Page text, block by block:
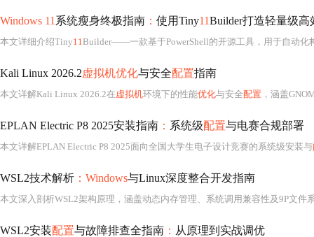
Windows 11 系统瘦身终极指南 ： 使用Tiny11Builder打造轻量级高
本文详细介绍Tiny11Builder——一款基于PowerShell的开源工具，用于自动化
Kali Linux 2026.2虚拟机优化与安全配置指南
本文详解Kali Linux 2026.2在虚拟机环境下的性能优化与安全配置 ，涵盖
EPLAN Electric P8 2025安装指南 ： 系统级配置与电赛合规部署
本文详解EPLAN Electric P8 2025面向全国大学生电子设计竞赛的系统级安装与
WSL2技术解析 ：Windows与Linux深度整合开发指南
WSL2安装配置与故障排查全指南 ： 从原理到实战调优